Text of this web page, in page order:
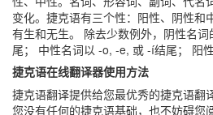
变化。捷克语有三个性：阳性、阴性和
有生和无生。 除去少数例外，阴性名
尾； 中性名词以 -o, -e, 或 -í结尾； 阳
捷克语在线翻译器使用方法
捷克语翻译提供给您最优秀的捷克语翻
您没有任何的捷克语基础，也不妨碍您